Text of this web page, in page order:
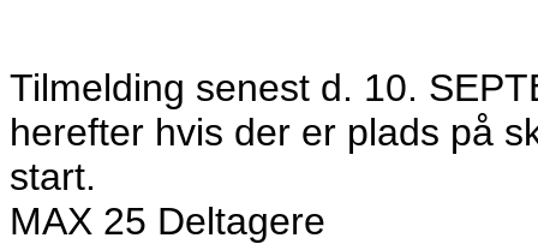
Tilmelding senest d. 10.
herefter hvis der er plads på
start.
MAX 25 Deltagere